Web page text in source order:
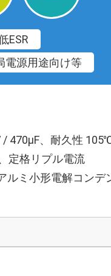
ESR
電源用途向け等
/ 470µF、耐久性
定格リプル電流
ルミ小形電解コンデ